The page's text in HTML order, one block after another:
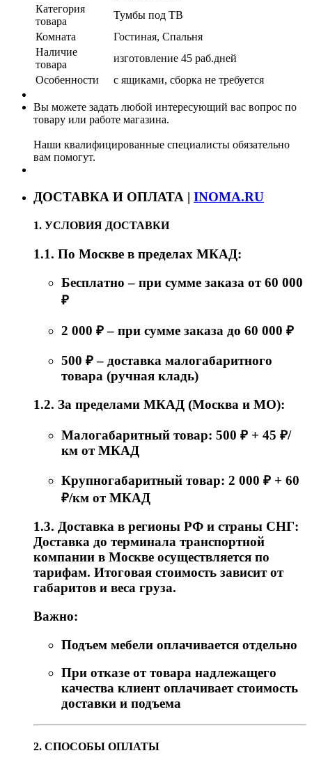
Категория
товара
Тумбы под ТВ
Комната
Гостиная, Спальня
Наличие
товара
изготовление 45 раб.дней
Особенности
с ящиками, сборка не требуется
Вы можете задать любой интересующий вас вопрос по
товару или работе магазина.
Наши квалифицированные специалисты обязательно
вам помогут.
ДОСТАВКА И ОПЛАТА | INOMA.RU
1. УСЛОВИЯ ДОСТАВКИ
1.1. По Москве в пределах МКАД:
Бесплатно – при сумме заказа от 60 000
₽
2 000 ₽ – при сумме заказа до 60 000 ₽
500 ₽ – доставка малогабаритного
товара (ручная кладь)
1.2. За пределами МКАД (Москва и МО):
Малогабаритный товар: 500 ₽ + 45 ₽/
км от МКАД
Крупногабаритный товар: 2 000 ₽ + 60
₽/км от МКАД
1.3. Доставка в регионы РФ и страны СНГ:
Доставка до терминала транспортной
компании в Москве осуществляется по
тарифам. Итоговая стоимость зависит от
габаритов и веса груза.
Важно:
Подъем мебели оплачивается отдельно
При отказе от товара надлежащего
качества клиент оплачивает стоимость
доставки и подъема
2. СПОСОБЫ ОПЛАТЫ